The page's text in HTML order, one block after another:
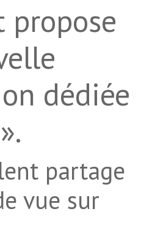
propose
dédiée
partage
vue sur